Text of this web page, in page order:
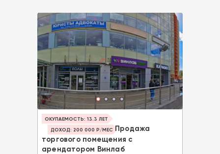
ОКУПАЕМОСТЬ: 13.3 ЛЕТ
ДОХОД: 200 000 Р/МЕС Продажа
торгового помещения с
арендатором Винлаб